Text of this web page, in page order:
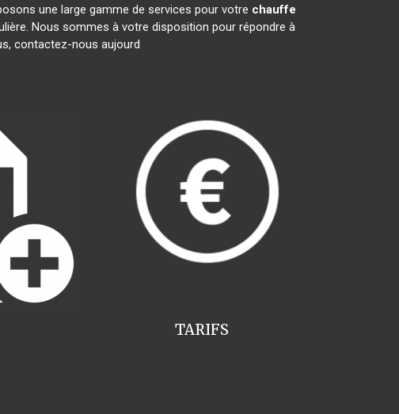
une large gamme de services pour votre chauffe
Nous sommes à votre disposition pour répondre à
contactez-nous aujourd
TARIFS